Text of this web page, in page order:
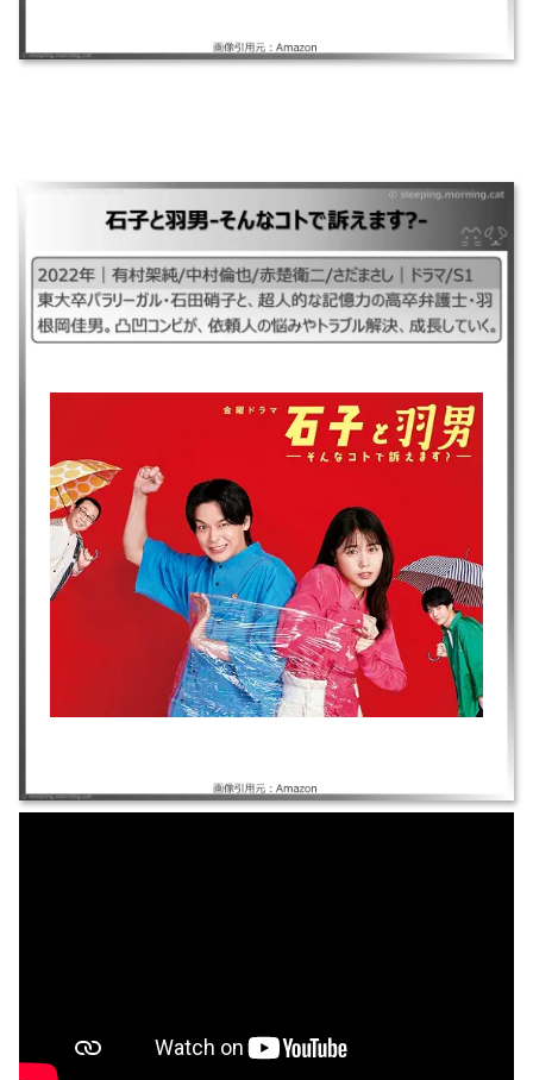
｜#石子と羽男そんなコトで訴えます？#いしことはねお#石子と羽根男#
｜2022年｜有村架純/中村倫也/赤楚衛二/さだまさし｜ドラマ/S1 ｜東大卒
パラリーガル・石田硝子と、超人的な記憶力の高卒弁護士・羽根岡佳男。
凸凹コンビが、依頼人の悩みやトラブル解決、成長していく。